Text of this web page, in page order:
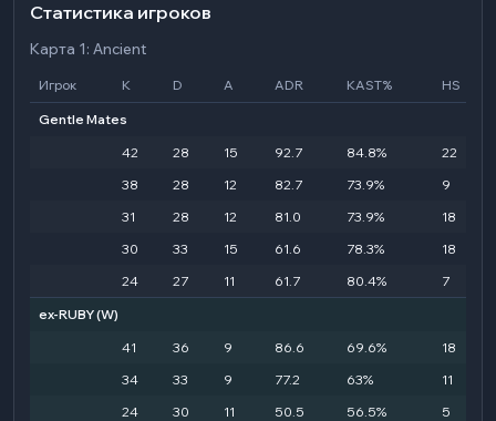
Статистика игроков
Карта 1: Ancient
Игрок K D A ADR KAST% HS
Gentle Mates
42
28 15 92.7 84.8%
22
38
28 12 82.7 73.9%
9
31
28 12 81.0 73.9%
18
30
33 15 61.6 78.3%
18
24
27 11 61.7 80.4%
7
ex-RUBY(W)
41
36 9 86.6 69.6%
18
34
33 9 77.2 63%
11
24
30 11 50.5 56.5%
5